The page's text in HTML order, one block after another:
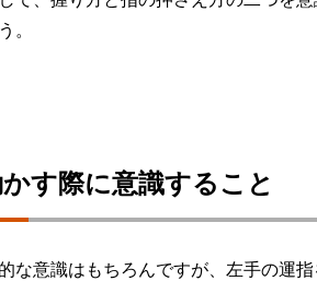
。
す際に意識すること
な意識はもちろんですが、左手の運